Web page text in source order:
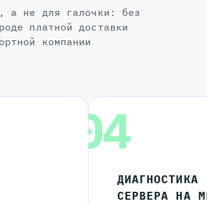
платной доставки
компании
04
ДИАГНОСТИКА
СЕРВЕРА НА